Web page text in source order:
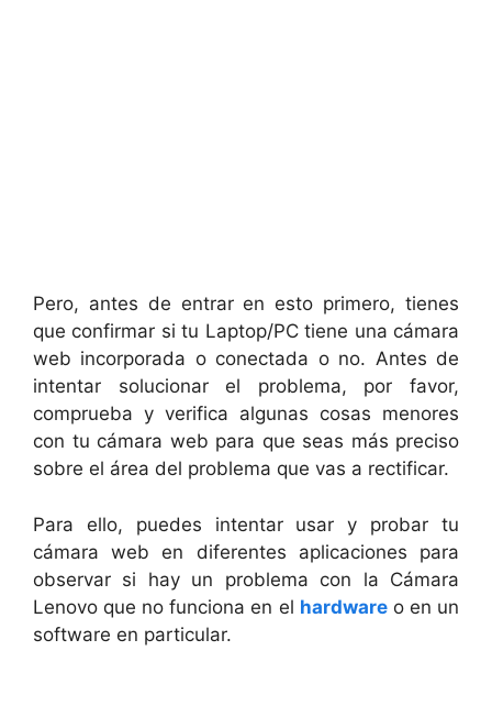
Pero, antes de entrar en esto primero, tienes
que confirmar si tu Laptop/PC tiene una cámara
web incorporada o conectada o no. Antes de
intentar solucionar el problema, por favor,
comprueba y verifica algunas cosas menores
con tu cámara web para que seas más preciso
sobre el área del problema que vas a rectificar.
Para ello, puedes intentar usar y probar tu
cámara web en diferentes aplicaciones para
observar si hay un problema con la Cámara
Lenovo que no funciona en el hardwareo en un
software en particular.